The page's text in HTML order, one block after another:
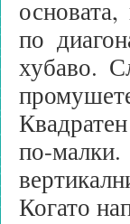
по
хубаво.
по-
Когато